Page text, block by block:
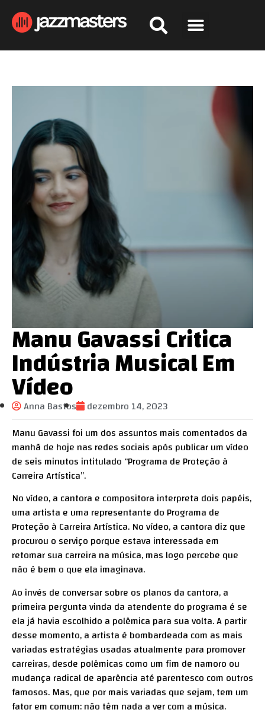
Manu Gavassi Critica
Indústria Musical Em
Vídeo
Anna Bastos
dezembro 14, 2023
Manu Gavassi foi um dos assuntos mais comentados da
manhã de hoje nas redes sociais após publicar um vídeo
de seis minutos intitulado “Programa de Proteção à
Carreira Artística”.
No vídeo, a cantora e compositora interpreta dois papéis,
uma artista e uma representante do Programa de
Proteção à Carreira Artística. No vídeo, a cantora diz que
procurou o serviço porque estava interessada em
retomar sua carreira na música, mas logo percebe que
não é bem o que ela imaginava.
Ao invés de conversar sobre os planos da cantora, a
primeira pergunta vinda da atendente do programa é se
ela já havia escolhido a polêmica para sua volta. A partir
desse momento, a artista é bombardeada com as mais
variadas estratégias usadas atualmente para promover
carreiras, desde polêmicas como um fim de namoro ou
mudança radical de aparência até parentesco com outros
famosos. Mas, que por mais variadas que sejam, tem um
fator em comum: não têm nada a ver com a música.